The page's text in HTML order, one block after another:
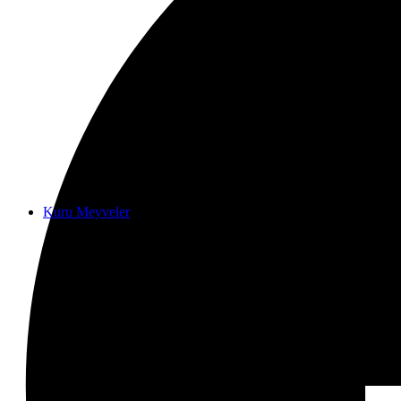
Kuru Meyveler